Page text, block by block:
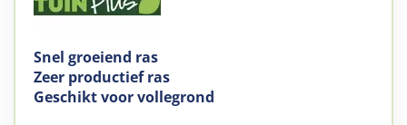
Snel groeiend ras
Zeer productief ras
Geschikt voor vollegrond